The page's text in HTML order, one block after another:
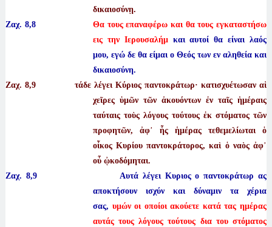
δικαιοσύνῃ.
Ζαχ. 8,8 Θα τους επαναφέρω και θα τους εγκαταστήσω
εις την Ιερουσαλήμκαι αυτοί θα είναι λαός
μου, εγώ δε θα είμαι ο Θεός των εν αληθεία και
δικαιοσύνη.
Ζαχ. 8,9 τάδε λέγει Κύριος παντοκράτωρ· κατισχυέτωσαν αἱ
χεῖρες ὑμῶν τῶν ἀκουόντων ἐν ταῖς ἡμέραις
ταύταις τοὺς λόγους τούτους ἐκ στόματος τῶν
προφητῶν, ἀφ᾿ ἧς ἡμέρας τεθεμελίωται ὁ
οἶκος Κυρίου παντοκράτορος, καὶ ὁ ναὸς ἀφ᾿
οὗ ᾠκοδόμηται.
Ζαχ. 8,9 Αυτά λέγει Κυριος ο παντοκράτωρ ας
αποκτήσουν ισχύν και δύναμιν τα χέρια
σας, υμών οι οποίοι ακούετε κατά τας ημέρας
αυτάς τους λόγους τούτους δια του στόματος